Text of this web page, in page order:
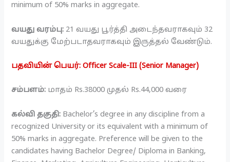
minimum of 50% marks in aggregate.
வயது வரம்பு: 21 வயது பூர்த்தி அடைந்தவராகவும் 32
வயதுக்கு மேற்படாதவராகவும் இருத்தல் வேண்டும்.
பதவியின் பெயர்: Officer Scale-III (Senior Manager)
சம்பளம்: மாதம் Rs.38000 முதல் Rs.44,000 வரை
கல்வி தகுதி: Bachelor’s degree in any discipline from a
recognized University or its equivalent with a minimum of
50% marks in aggregate. Preference will be given to the
candidates having Bachelor Degree/ Diploma in Banking,